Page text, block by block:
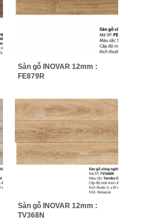
Sàn gỗ INOVAR 12mm :
FE879R
Sàn gỗ INOVAR 12mm :
TV368N